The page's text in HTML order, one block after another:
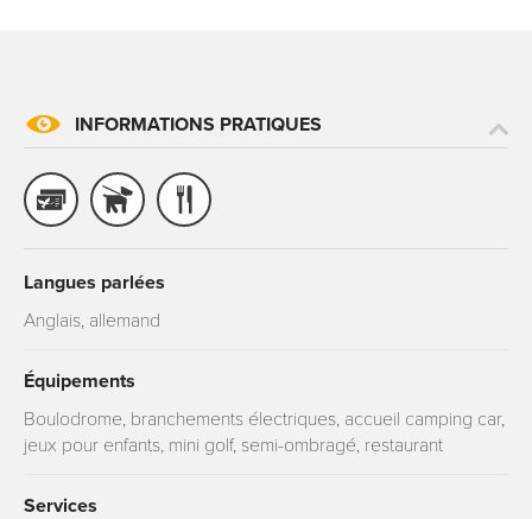
INFORMATIONS PRATIQUES
Langues parlées
Anglais, allemand
Équipements
Boulodrome, branchements électriques, accueil camping car,
jeux pour enfants, mini golf, semi-ombragé, restaurant
Services